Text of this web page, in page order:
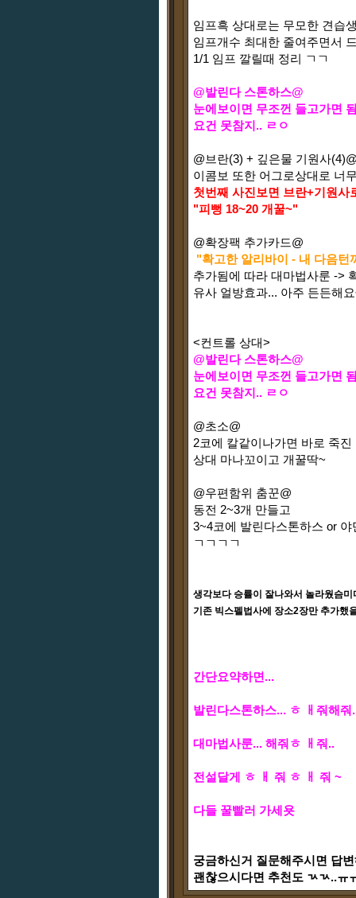
임프흑 상대로는 무모한 견습
임프개수 최대한 줄여주면서
1/1 임프 깔릴때 정리 ㄱㄱ
@발린다 스톤하스@
눈에보이면 무조껀 들고가면
요건 못참지.. ㄹㅇ
@브란(3) + 깊은물 기원사
이콤보 또한 어그로상대로 너
첫번째 사진보면 브란+기원사
"피뻥 18~20 개꿀~"
@확장팩 추가카드@
"확고한 알리바이 - 내 다음턴
추가됨에 따라 대마법사룬 ->
유사 얼방효과... 아주 든든해
<컨트롤 상대>
@발린다 스톤하스@
눈에보이면 무조껀 들고가면
요건 못참지.. ㄹㅇ
@초소@
2코에 칼같이나가면 바로 죽진
상대 마나꼬이고 개꿀딱~
@우편함위 춤꾼@
동전 2~3개 만들고
3~4코에 발린다스톤하스 or
ㄱㄱㄱㄱ
생각보다 승률이 잘나와서 놀라웠슴미
기존 빅스펠법사에 장소2장만 추가했
간단요약하면...
발린다스톤하스... ㅎ ㅐ줘해줘
대마법사룬... 해줘ㅎ ㅐ줘..
전설달게 ㅎ ㅐ 줘 ㅎ ㅐ 줘 ~
다들 꿀빨러 가세욧
궁금하신거 질문해주시면 답
괜찮으시다면 추천도 ㄳㄳ..ㅠ